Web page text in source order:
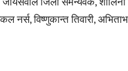
नर्स, विष्णुकान्त तिवारी,